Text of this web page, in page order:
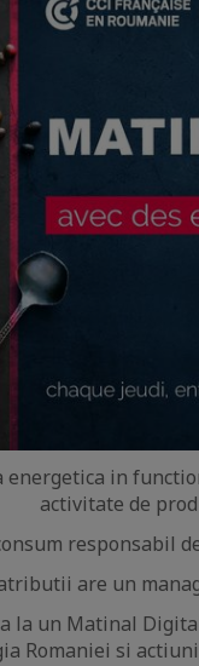
in
activitate de
responsabil
are un
la un Matinal
Romaniei si